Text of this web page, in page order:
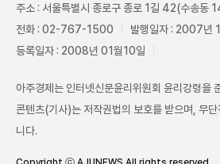
주소 : 서울특별시 종로구 종로 1길 42(수송동
전화 : 02-767-1500
발행일자 : 2007년
등록일자 : 2008년 01월10일
아주경제는 인터넷신문윤리위원회 윤리강령을
콘텐츠(기사)는 저작권법의 보호를 받으며, 무
니다.